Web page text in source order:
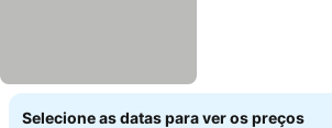
Selecione as datas para ver os preços